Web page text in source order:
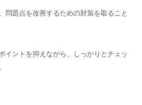
問題点を改善するための対策を取ること
イントを抑えながら、しっかりとチェッ